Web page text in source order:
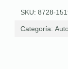
SKU: 8728-
Categoría: